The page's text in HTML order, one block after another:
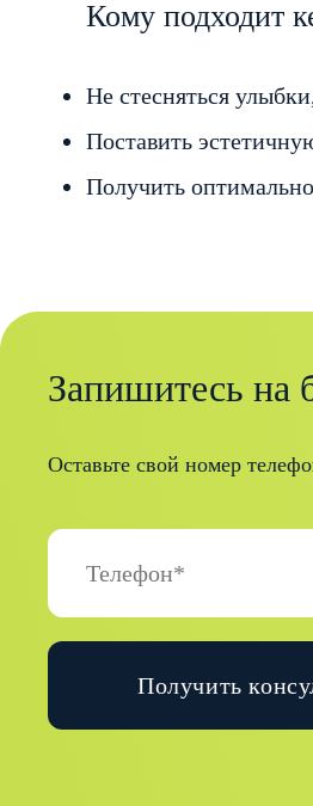
Кому подходит
Не стесняться
Поставить
Получить
Запишитесь на
Оставьте свой номер
Получить